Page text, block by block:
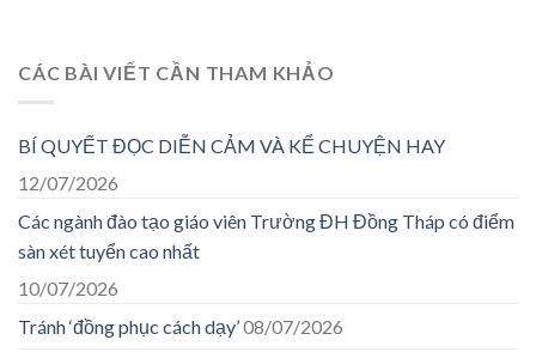
CÁC BÀI VIẾT CẦN THAM KHẢO
BÍ QUYẾT ĐỌC DIỄN CẢM VÀ KỂ CHUYỆN HAY
12/07/2026
Các ngành đào tạo giáo viên Trường ĐH Đồng Tháp có điểm
sàn xét tuyển cao nhất
10/07/2026
Tránh ‘đồng phục cách dạy’08/07/2026